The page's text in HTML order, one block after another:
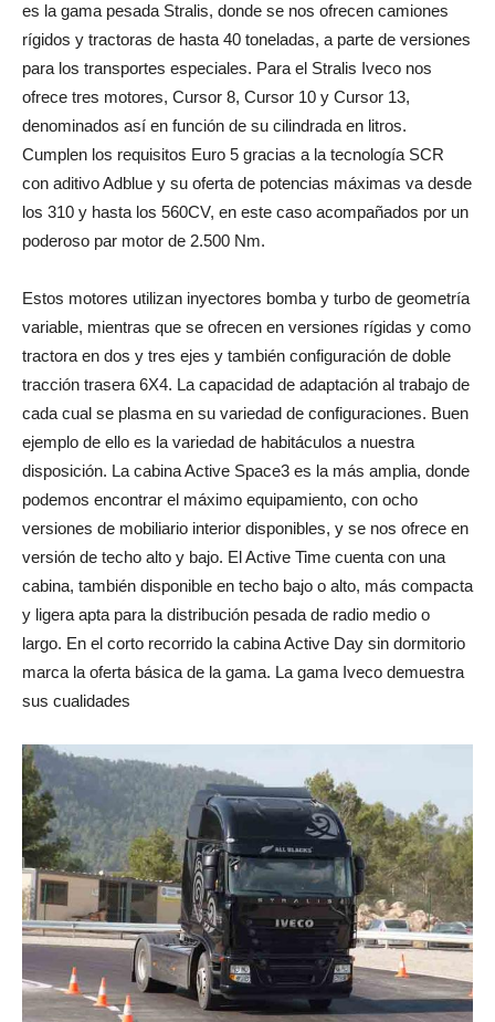
es la gama pesada Stralis, donde se nos ofrecen camiones
rígidos y tractoras de hasta 40 toneladas, a parte de versiones
para los transportes especiales. Para el Stralis Iveco nos
ofrece tres motores, Cursor 8, Cursor 10 y Cursor 13,
denominados así en función de su cilindrada en litros.
Cumplen los requisitos Euro 5 gracias a la tecnología SCR
con aditivo Adblue y su oferta de potencias máximas va desde
los 310 y hasta los 560CV, en este caso acompañados por un
poderoso par motor de 2.500 Nm.
Estos motores utilizan inyectores bomba y turbo de geometría
variable, mientras que se ofrecen en versiones rígidas y como
tractora en dos y tres ejes y también configuración de doble
tracción trasera 6X4. La capacidad de adaptación al trabajo de
cada cual se plasma en su variedad de configuraciones. Buen
ejemplo de ello es la variedad de habitáculos a nuestra
disposición. La cabina Active Space3 es la más amplia, donde
podemos encontrar el máximo equipamiento, con ocho
versiones de mobiliario interior disponibles, y se nos ofrece en
versión de techo alto y bajo. El Active Time cuenta con una
cabina, también disponible en techo bajo o alto, más compacta
y ligera apta para la distribución pesada de radio medio o
largo. En el corto recorrido la cabina Active Day sin dormitorio
marca la oferta básica de la gama. La gama Iveco demuestra
sus cualidades